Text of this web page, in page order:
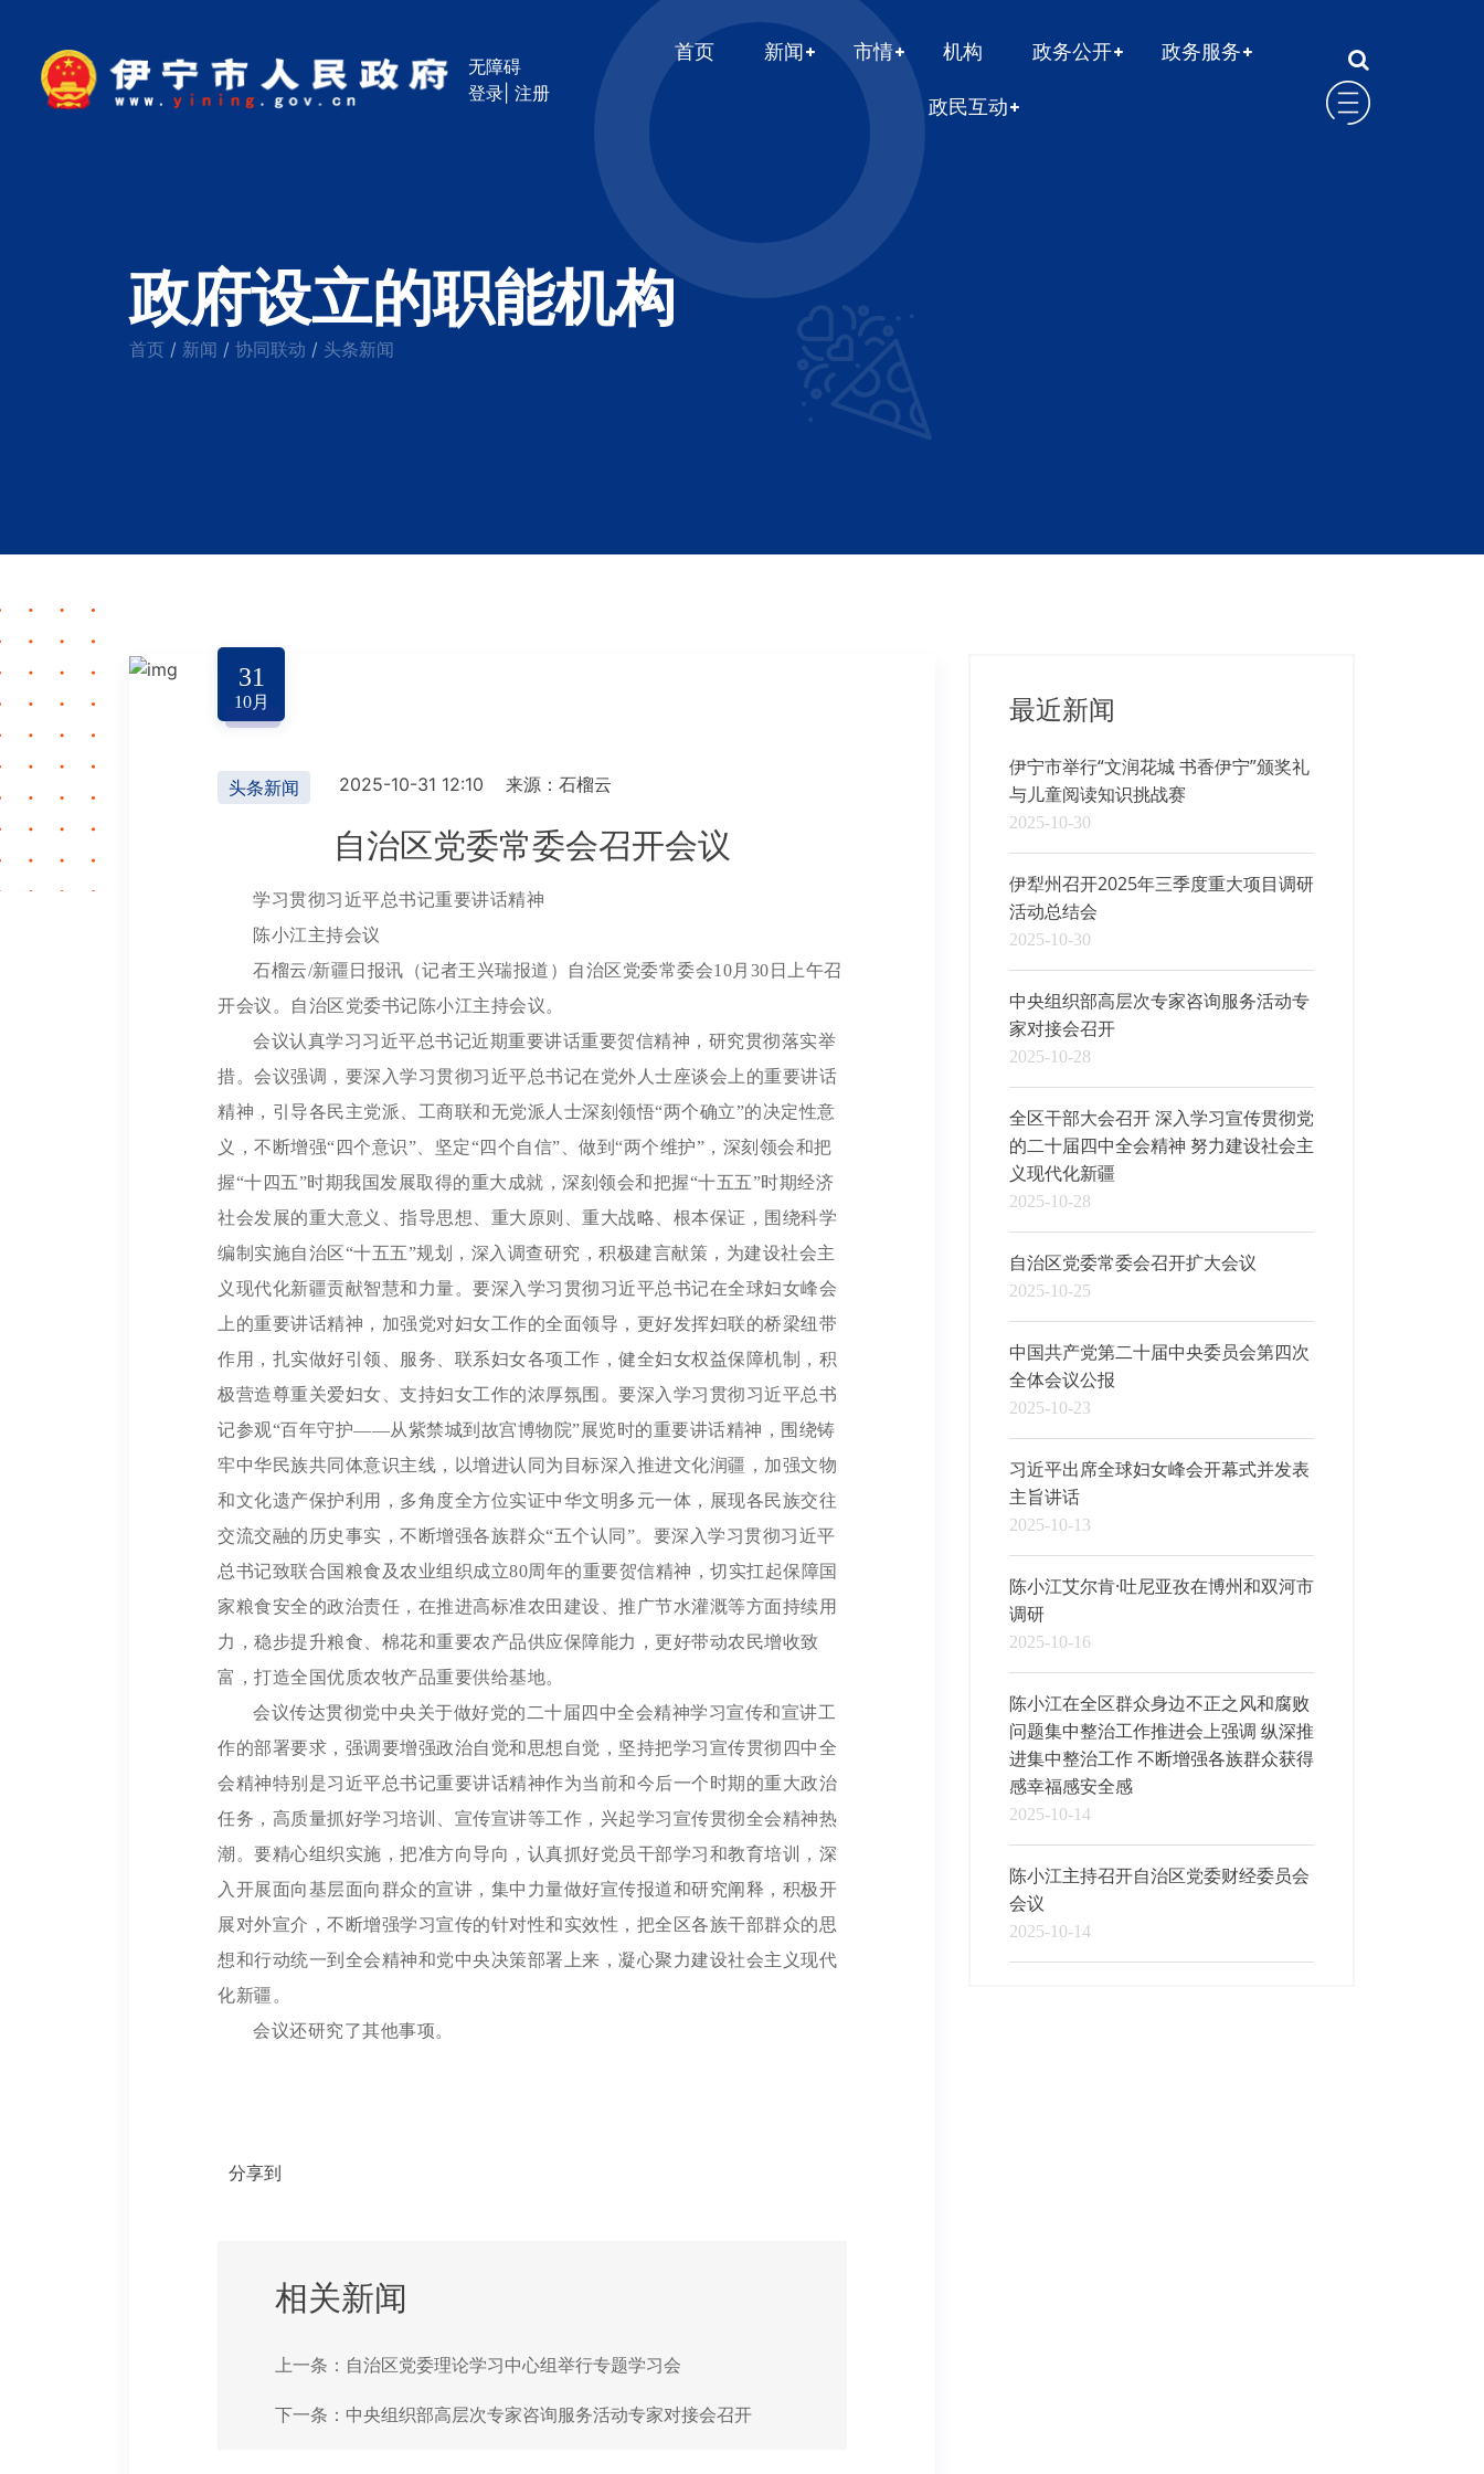
无障碍
登录 |注册
首页 新闻 市情 机构 政务公开 政务服务
政民互动
政府设立的职能机构
首页 / 新闻 / 协同联动 / 头条新闻
31
10月
头条新闻 2025-10-31 12:10 来源：石榴云
自治区党委常委会召开会议
学习贯彻习近平总书记重要讲话精神
陈小江主持会议
石榴云/新疆日报讯（记者王兴瑞报道）自治区党委常委会10月30日上午召
开会议。自治区党委书记陈小江主持会议。
会议认真学习习近平总书记近期重要讲话重要贺信精神，研究贯彻落实举
措。会议强调，要深入学习贯彻习近平总书记在党外人士座谈会上的重要讲话
精神，引导各民主党派、工商联和无党派人士深刻领悟“两个确立”的决定性意
义，不断增强“四个意识”、坚定“四个自信”、做到“两个维护”，深刻领会和把
握“十四五”时期我国发展取得的重大成就，深刻领会和把握“十五五”时期经济
社会发展的重大意义、指导思想、重大原则、重大战略、根本保证，围绕科学
编制实施自治区“十五五”规划，深入调查研究，积极建言献策，为建设社会主
义现代化新疆贡献智慧和力量。要深入学习贯彻习近平总书记在全球妇女峰会
上的重要讲话精神，加强党对妇女工作的全面领导，更好发挥妇联的桥梁纽带
作用，扎实做好引领、服务、联系妇女各项工作，健全妇女权益保障机制，积
极营造尊重关爱妇女、支持妇女工作的浓厚氛围。要深入学习贯彻习近平总书
记参观“百年守护——从紫禁城到故宫博物院”展览时的重要讲话精神，围绕铸
牢中华民族共同体意识主线，以增进认同为目标深入推进文化润疆，加强文物
和文化遗产保护利用，多角度全方位实证中华文明多元一体，展现各民族交往
交流交融的历史事实，不断增强各族群众“五个认同”。要深入学习贯彻习近平
总书记致联合国粮食及农业组织成立80周年的重要贺信精神，切实扛起保障国
家粮食安全的政治责任，在推进高标准农田建设、推广节水灌溉等方面持续用
力，稳步提升粮食、棉花和重要农产品供应保障能力，更好带动农民增收致
富，打造全国优质农牧产品重要供给基地。
会议传达贯彻党中央关于做好党的二十届四中全会精神学习宣传和宣讲工
作的部署要求，强调要增强政治自觉和思想自觉，坚持把学习宣传贯彻四中全
会精神特别是习近平总书记重要讲话精神作为当前和今后一个时期的重大政治
任务，高质量抓好学习培训、宣传宣讲等工作，兴起学习宣传贯彻全会精神热
潮。要精心组织实施，把准方向导向，认真抓好党员干部学习和教育培训，深
入开展面向基层面向群众的宣讲，集中力量做好宣传报道和研究阐释，积极开
展对外宣介，不断增强学习宣传的针对性和实效性，把全区各族干部群众的思
想和行动统一到全会精神和党中央决策部署上来，凝心聚力建设社会主义现代
化新疆。
会议还研究了其他事项。
分享到
相关新闻
上一条： 自治区党委理论学习中心组举行专题学习会
下一条： 中央组织部高层次专家咨询服务活动专家对接会召开
最近新闻
伊宁市举行“文润花城 书香伊宁”颁奖礼
与儿童阅读知识挑战赛
2025-10-30
伊犁州召开2025年三季度重大项目调研
活动总结会
2025-10-30
中央组织部高层次专家咨询服务活动专
家对接会召开
2025-10-28
全区干部大会召开 深入学习宣传贯彻党
的二十届四中全会精神 努力建设社会主
义现代化新疆
2025-10-28
自治区党委常委会召开扩大会议
2025-10-25
中国共产党第二十届中央委员会第四次
全体会议公报
2025-10-23
习近平出席全球妇女峰会开幕式并发表
主旨讲话
2025-10-13
陈小江艾尔肯·吐尼亚孜在博州和双河市
调研
2025-10-16
陈小江在全区群众身边不正之风和腐败
问题集中整治工作推进会上强调 纵深推
进集中整治工作 不断增强各族群众获得
感幸福感安全感
2025-10-14
陈小江主持召开自治区党委财经委员会
会议
2025-10-14